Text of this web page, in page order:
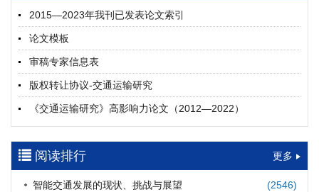
基于TimeXer模型的高速公路服务区充电负荷预测
孙偲赫, 宋国华, 朱子俊, 范鹏飞, 石莹
2026, 12(3): 151-162.
9931.2026.03.012
摘要 (20) HTML(20)
多层能源供给网络下高速公路系统韧性提升方法
郝泉霖, 兰富安, 赖波, 陈立栋, 宋志英, 郑帅
2026, 12(3): 163-175.https://doi.org/10.16503/j.cnki.2095-
9931.2026.03.013
摘要 (14) HTML(12)
2015—2023年我刊已发表论文索引
论文模板
审稿专家信息表
版权转让协议-交通运输研究
《交通运输研究》高影响力论文（2012—2022）
中英文摘要撰写规范及样例
阅读排行 更多
智能交通发展的现状、挑战与展望 (2546)